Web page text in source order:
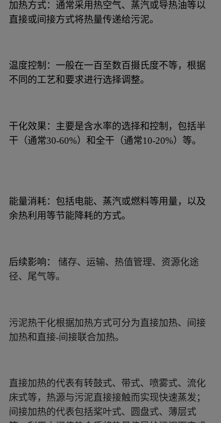
加热方式：通常采用热空气、蒸汽或导热油等以
直接或间接方式将热量传递给污泥。
温度控制：一般在一百至数百摄氏度不等，根据
不同的工艺和要求进行选择调整。
干化效果：主要是含水率的选择和控制，包括半
干（通常30-60%）和全干（通常10-20%）等。
能量消耗：包括电能、蒸汽或燃料等用量，以及
余热利用等节能降耗的方式。
后续影响： 储存、运输、热值管理、资源化途
径、尾气等。
污泥热干化根据加热方式可分为直接加热、间接
加热和直接-间接联合加热。
直接加热的代表有转鼓式、带式、喷雾式、流化
床式等，热源与污泥直接接触而实现快速蒸发；
间接加热的代表包括桨叶式、圆盘式、薄层式